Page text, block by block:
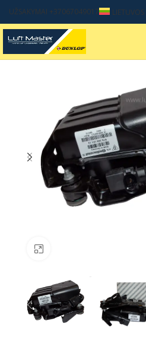
UŽSAKYMAI +37067049017 LIETUVOS